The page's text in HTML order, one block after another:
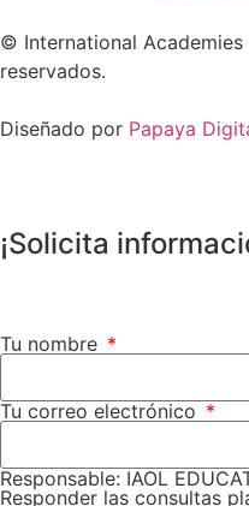
© International
reservados.
Diseñado por Papaya
¡Solicita
Tu nombre
Tu correo electrónico
Responsable: IAOL
Responder las consultas